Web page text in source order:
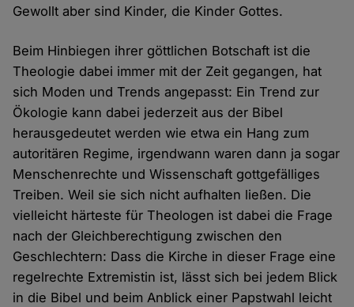
Gewollt aber sind Kinder, die Kinder Gottes.
Beim Hinbiegen ihrer göttlichen Botschaft ist die
Theologie dabei immer mit der Zeit gegangen, hat
sich Moden und Trends angepasst: Ein Trend zur
Ökologie kann dabei jederzeit aus der Bibel
herausgedeutet werden wie etwa ein Hang zum
autoritären Regime, irgendwann waren dann ja sogar
Menschenrechte und Wissenschaft gottgefälliges
Treiben. Weil sie sich nicht aufhalten ließen. Die
vielleicht härteste für Theologen ist dabei die Frage
nach der Gleichberechtigung zwischen den
Geschlechtern: Dass die Kirche in dieser Frage eine
regelrechte Extremistin ist, lässt sich bei jedem Blick
in die Bibel und beim Anblick einer Papstwahl leicht